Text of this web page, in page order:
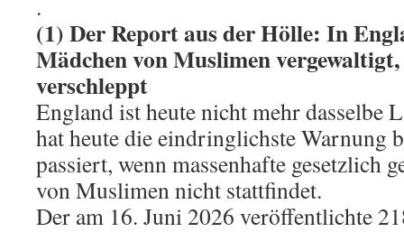
.
(1) Der Report aus der Hölle: In
Mädchen von Muslimen
verschleppt
England ist heute nicht mehr dasselbe
hat heute die eindringlichste Warnung
passiert, wenn massenhafte gesetzlich
von Muslimen nicht stattfindet.
Der am 16. Juni 2026 veröffentlichte